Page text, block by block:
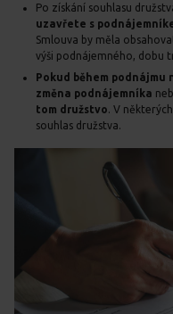
Po získání souhlasu
uzavřete s
Smlouva by měla
výši podnájemného, dobu
Pokud během podnájmu
změna podnájemníka
tom družstvo. V
souhlas družstva.